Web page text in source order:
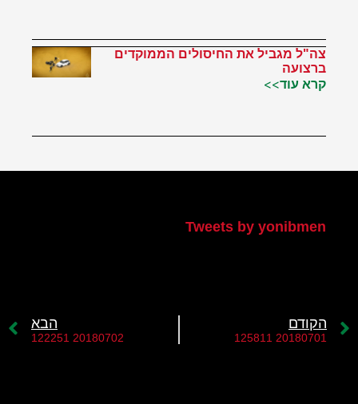
צה"ל מגביל את החיסולים הממוקדים
ברצועה
קרא עוד>>
Tweets by yonibmen
הקודם
20180701 125811
הבא
20180702 122251